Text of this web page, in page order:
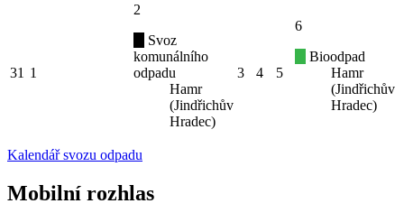
31 1
2
Svoz
komunálního
odpadu
Hamr
(Jindřichův
Hradec)
3 4 5
6
Bioodpad
Hamr
(Jindřichův
Hradec)
Kalendář svozu odpadu
Mobilní rozhlas